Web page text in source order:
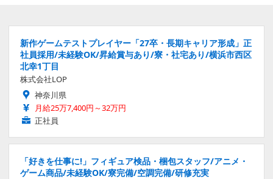
新作ゲームテストプレイヤー「27卒・長期キャリア形成」正
社員採用/未経験OK/昇給賞与あり/寮・社宅あり/横浜市西区
北幸1丁目
株式会社LOP
神奈川県
月給25万7,400円～32万円
正社員
「好きを仕事に!」フィギュア検品・梱包スタッフ/アニメ・
ゲーム商品/未経験OK/寮完備/空調完備/研修充実